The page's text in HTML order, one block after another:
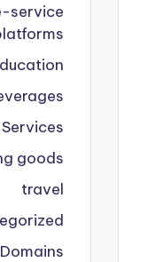
service
Services
goods
travel